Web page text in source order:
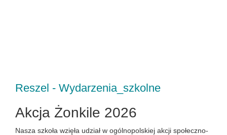
Reszel - Wydarzenia_szkolne
Akcja Żonkile 2026
Nasza szkoła wzięła udział w ogólnopolskiej akcji społeczno-